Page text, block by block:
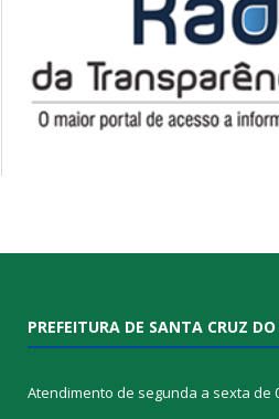
PREFEITURA DE SANTA CRUZ
Atendimento de segunda a sexta de